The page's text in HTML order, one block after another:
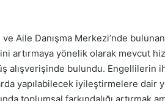
Aile Danışma Merkezi’nde bulunan
artırmaya yönelik olarak mevcut
alışverişinde bulundu. Engellilerin
yapılabilecek iyileştirmelere dair